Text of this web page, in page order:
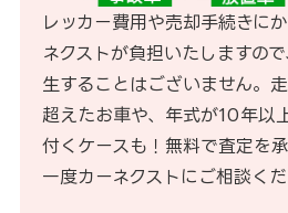
レッカー費用や売却手続きに
ネクストが負担いたしますの
生することはございません。
超えたお車や、年式が10年以
付くケースも！無料で査定を承
一度カーネクストにご相談くだ